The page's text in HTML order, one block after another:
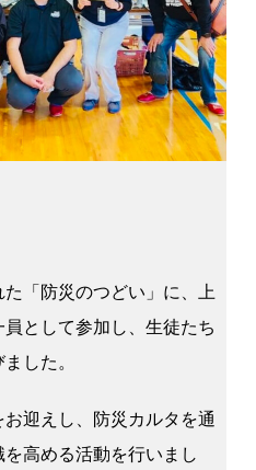
「防災のつどい」に、上
として参加し、生徒たち
した。
迎えし、防災カルタを通
高める活動を行いまし